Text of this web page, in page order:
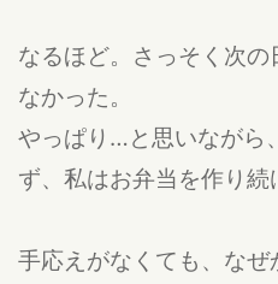
なるほど。さっそく次
なかった。
やっぱり…と思いながら
ず、私はお弁当を作り続
手応えがなくても、なぜ